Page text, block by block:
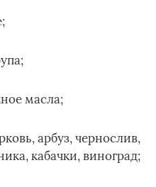
масла;
арбуз, чернослив,
кабачки, виноград;